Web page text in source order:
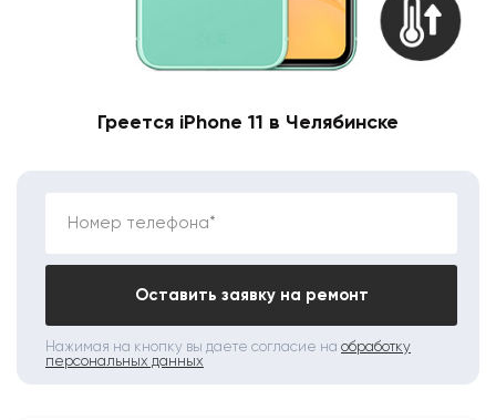
Греется iPhone 11 в Челябинске
Номер телефона*
Оставить заявку на ремонт
Нажимая на кнопку вы даете согласие на обработку
персональных данных